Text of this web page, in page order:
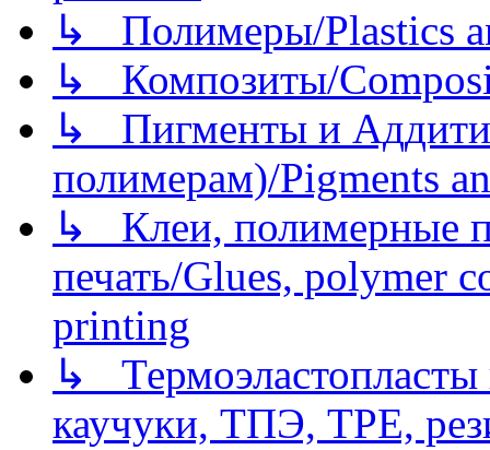
↳ Полимеры/Plastics
↳ Композиты/
↳ Пигменты и
полимерам)/Pigments
↳ Клеи, полимерные
печать/Glues, polymer
printing
↳
каучуки, ТПЭ, TPE,